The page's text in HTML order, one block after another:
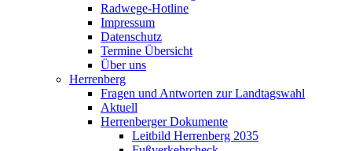
Radwege-Hotline
Impressum
Datenschutz
Termine Übersicht
Über uns
Herrenberg
Fragen und Antworten zur Landtagswahl
Aktuell
Herrenberger Dokumente
Leitbild Herrenberg 2035